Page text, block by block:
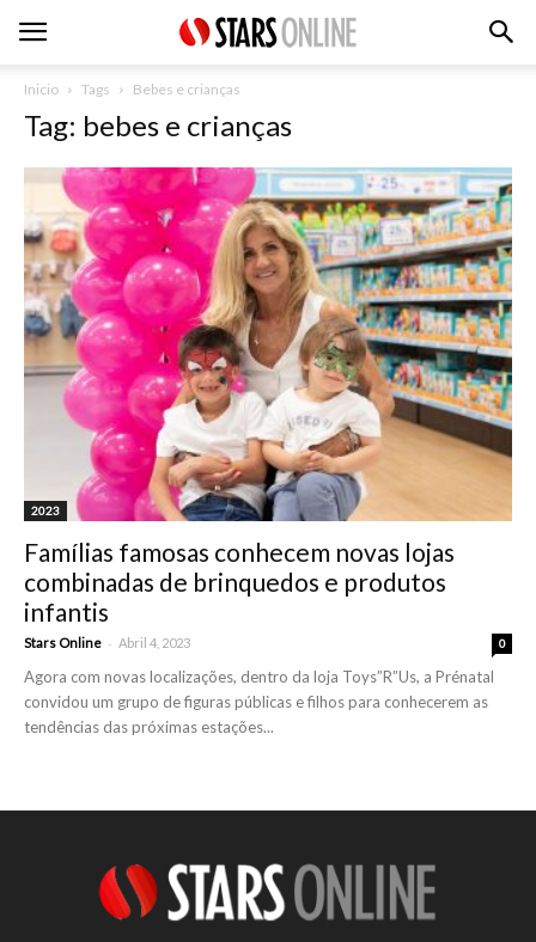
Inicio Tags Bebes e crianças
Tag: bebes e crianças
2023
Famílias famosas conhecem novas lojas
combinadas de brinquedos e produtos
infantis
Stars Online - Abril 4, 2023 0
Agora com novas localizações, dentro da loja Toys”R”Us, a Prénatal
convidou um grupo de figuras públicas e filhos para conhecerem as
tendências das próximas estações...